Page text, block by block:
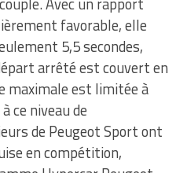
favorable, elle
5,5 secondes,
arrêté est couvert en
maximale est limitée à
ce niveau de
de Peugeot Sport ont
en compétition,